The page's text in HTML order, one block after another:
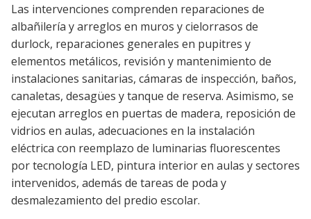
Las intervenciones comprenden reparaciones de
albañilería y arreglos en muros y cielorrasos de
durlock, reparaciones generales en pupitres y
elementos metálicos, revisión y mantenimiento de
instalaciones sanitarias, cámaras de inspección, baños,
canaletas, desagües y tanque de reserva. Asimismo, se
ejecutan arreglos en puertas de madera, reposición de
vidrios en aulas, adecuaciones en la instalación
eléctrica con reemplazo de luminarias fluorescentes
por tecnología LED, pintura interior en aulas y sectores
intervenidos, además de tareas de poda y
desmalezamiento del predio escolar.